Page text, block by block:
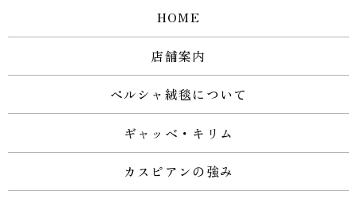
HOME
店舗案内
ペルシャ絨毯について
ギャッベ・キリム
カスピアンの強み